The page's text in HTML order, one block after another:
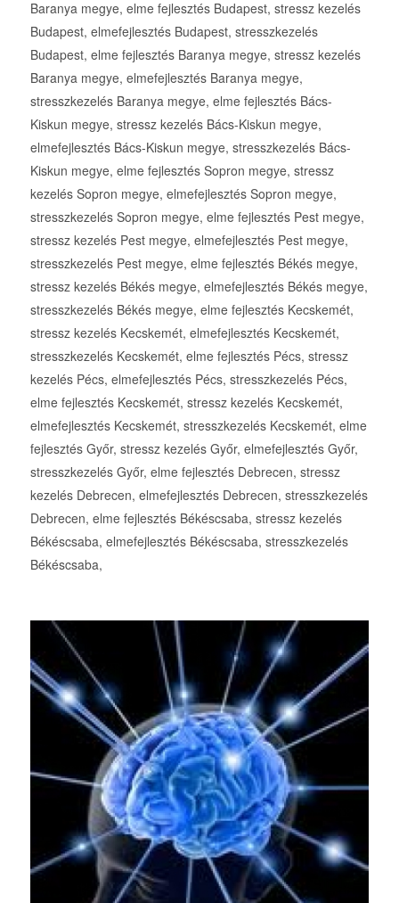
Baranya megye, elme fejlesztés Budapest, stressz kezelés
Budapest, elmefejlesztés Budapest, stresszkezelés
Budapest, elme fejlesztés Baranya megye, stressz kezelés
Baranya megye, elmefejlesztés Baranya megye,
stresszkezelés Baranya megye, elme fejlesztés Bács-
Kiskun megye, stressz kezelés Bács-Kiskun megye,
elmefejlesztés Bács-Kiskun megye, stresszkezelés Bács-
Kiskun megye, elme fejlesztés Sopron megye, stressz
kezelés Sopron megye, elmefejlesztés Sopron megye,
stresszkezelés Sopron megye, elme fejlesztés Pest megye,
stressz kezelés Pest megye, elmefejlesztés Pest megye,
stresszkezelés Pest megye, elme fejlesztés Békés megye,
stressz kezelés Békés megye, elmefejlesztés Békés megye,
stresszkezelés Békés megye, elme fejlesztés Kecskemét,
stressz kezelés Kecskemét, elmefejlesztés Kecskemét,
stresszkezelés Kecskemét, elme fejlesztés Pécs, stressz
kezelés Pécs, elmefejlesztés Pécs, stresszkezelés Pécs,
elme fejlesztés Kecskemét, stressz kezelés Kecskemét,
elmefejlesztés Kecskemét, stresszkezelés Kecskemét, elme
fejlesztés Győr, stressz kezelés Győr, elmefejlesztés Győr,
stresszkezelés Győr, elme fejlesztés Debrecen, stressz
kezelés Debrecen, elmefejlesztés Debrecen, stresszkezelés
Debrecen, elme fejlesztés Békéscsaba, stressz kezelés
Békéscsaba, elmefejlesztés Békéscsaba, stresszkezelés
Békéscsaba,